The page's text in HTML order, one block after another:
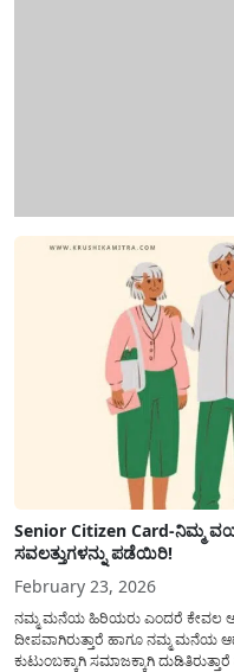
Senior Citizen Card-ನಿಮ್ಮ
ಸವಲತ್ತುಗಳನ್ನು ಪಡೆಯಿರಿ!
February 23, 2026
ನಮ್ಮ ಮನೆಯ ಹಿರಿಯರು ಎಂದರೆ ಕೇವಲ
ದೀಪವಾಗಿರುತ್ತಾರೆ ಹಾಗೂ ನಮ್ಮ ಮನೆಯ
ಕುಟುಂಬಕ್ಕಾಗಿ ಸಮಾಜಕ್ಕಾಗಿ